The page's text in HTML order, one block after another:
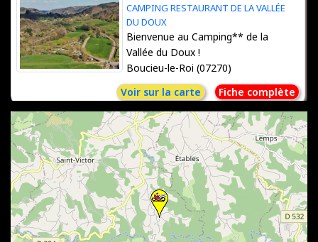
CAMPING RESTAURANT DE LA VALLÉE
DU DOUX
Bienvenue au Camping** de la
Vallée du Doux !
Boucieu-le-Roi (07270)
Voir sur la carte
Fiche complète
AUBERGE C'EST LA VIE
Auberge
CHANÉAC (07310)
Voir sur la carte Fiche complète